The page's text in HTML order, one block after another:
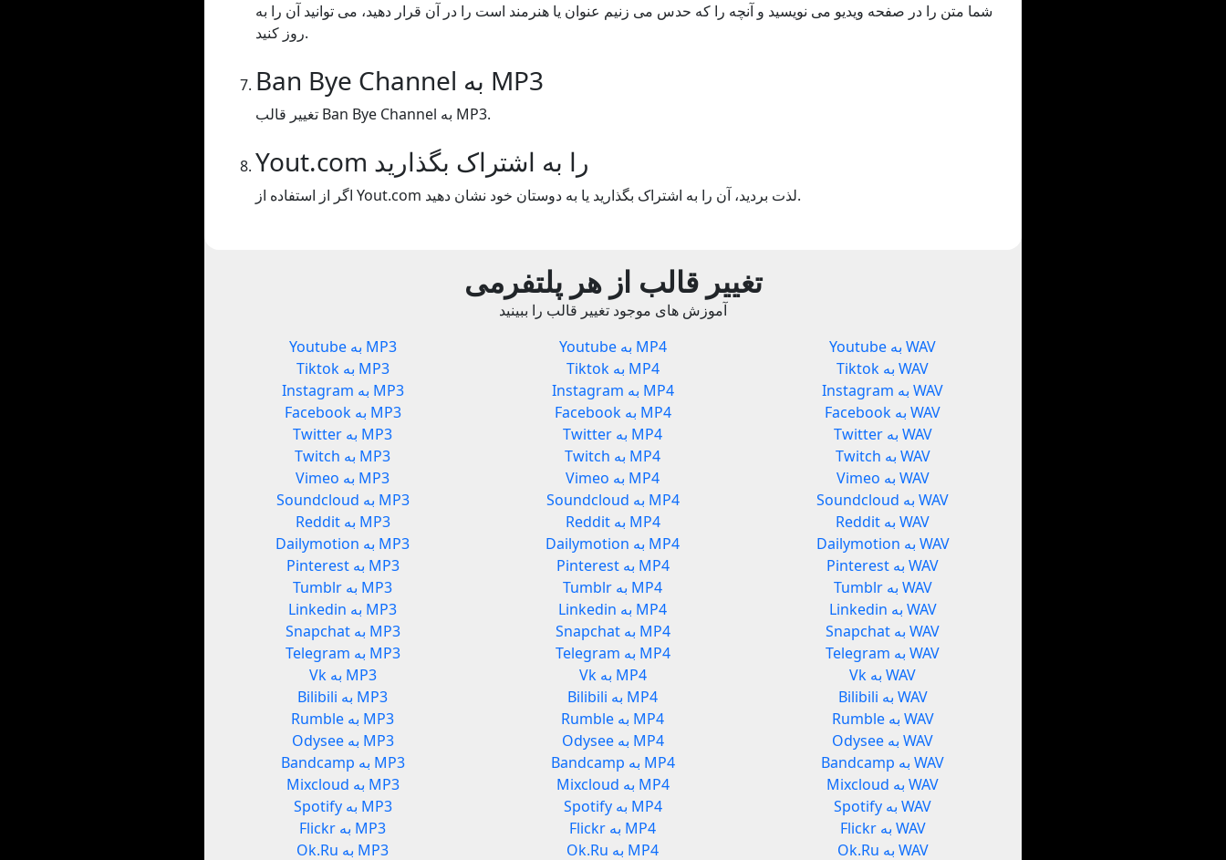
شما متن را در صفحه ویدیو می نویسید و آنچه را که حدس می زنیم عنوان یا هنرمند است را در آن قرار دهید، می توانید آن را به
روز کنید.
Ban Bye Channel به MP3
تغییر قالب Ban Bye Channel به MP3.
Yout.com را به اشتراک بگذارید
اگر از استفاده از Yout.com لذت بردید، آن را به اشتراک بگذارید یا به دوستان خود نشان دهید.
تغییر قالب از هر پلتفرمی
آموزش های موجود تغییر قالب را ببینید
Youtube به MP3
Tiktok به MP3
Instagram به MP3
Facebook به MP3
Twitter به MP3
Twitch به MP3
Vimeo به MP3
Soundcloud به MP3
Reddit به MP3
Dailymotion به MP3
Pinterest به MP3
Tumblr به MP3
Linkedin به MP3
Snapchat به MP3
Telegram به MP3
Vk به MP3
Bilibili به MP3
Rumble به MP3
Odysee به MP3
Bandcamp به MP3
Mixcloud به MP3
Spotify به MP3
Flickr به MP3
Ok.Ru به MP3
Youtube به MP4
Tiktok به MP4
Instagram به MP4
Facebook به MP4
Twitter به MP4
Twitch به MP4
Vimeo به MP4
Soundcloud به MP4
Reddit به MP4
Dailymotion به MP4
Pinterest به MP4
Tumblr به MP4
Linkedin به MP4
Snapchat به MP4
Telegram به MP4
Vk به MP4
Bilibili به MP4
Rumble به MP4
Odysee به MP4
Bandcamp به MP4
Mixcloud به MP4
Spotify به MP4
Flickr به MP4
Ok.Ru به MP4
Youtube به WAV
Tiktok به WAV
Instagram به WAV
Facebook به WAV
Twitter به WAV
Twitch به WAV
Vimeo به WAV
Soundcloud به WAV
Reddit به WAV
Dailymotion به WAV
Pinterest به WAV
Tumblr به WAV
Linkedin به WAV
Snapchat به WAV
Telegram به WAV
Vk به WAV
Bilibili به WAV
Rumble به WAV
Odysee به WAV
Bandcamp به WAV
Mixcloud به WAV
Spotify به WAV
Flickr به WAV
Ok.Ru به WAV